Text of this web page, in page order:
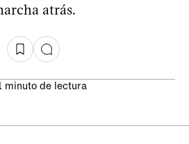
atrás.
minuto de lectura